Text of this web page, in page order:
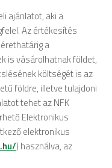
ajánlatot, aki a
Az értékesítés
a
is vásárolhatnak földet,
költségét is az
földre, illetve tulajdoni
tehet az NFK
Elektronikus
elektronikus
) használva, az